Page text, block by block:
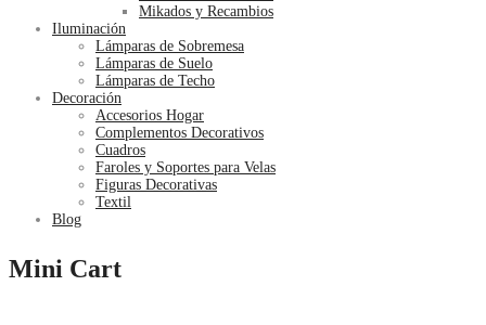
Mikados y Recambios
Iluminación
Lámparas de Sobremesa
Lámparas de Suelo
Lámparas de Techo
Decoración
Accesorios Hogar
Complementos Decorativos
Cuadros
Faroles y Soportes para Velas
Figuras Decorativas
Textil
Blog
Mini Cart